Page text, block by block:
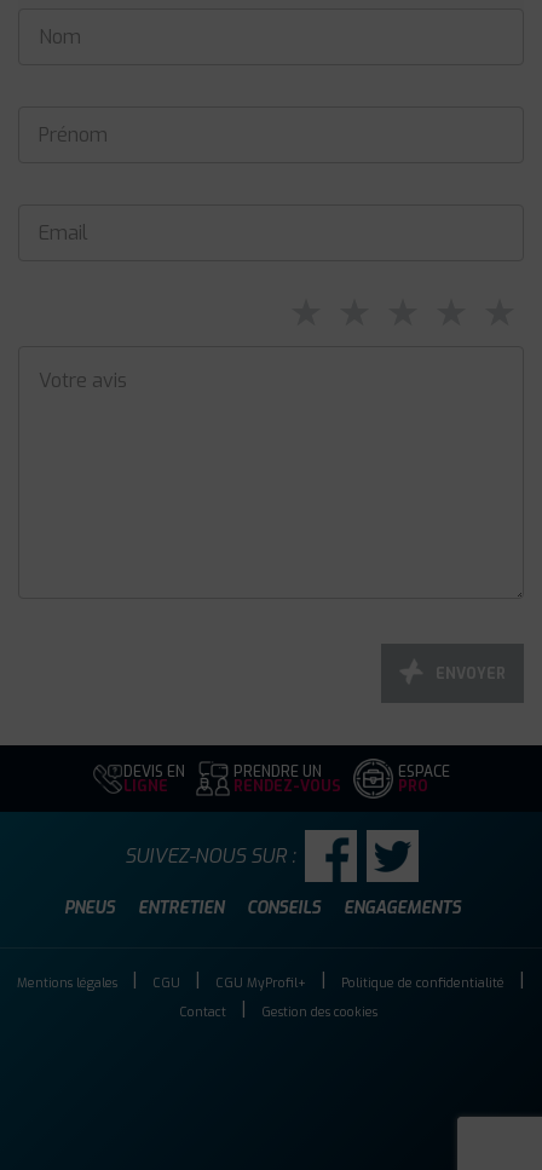
ENVOYER
DEVIS EN
LIGNE
PRENDRE UN
RENDEZ-VOUS
ESPACE
PRO
PNEUS ENTRETIEN CONSEILS ENGAGEMENTS
SUIVEZ-NOUS SUR :
Mentions légales CGU CGU MyProfil+
Politique de confidentialité
Contact
Gestion des cookies